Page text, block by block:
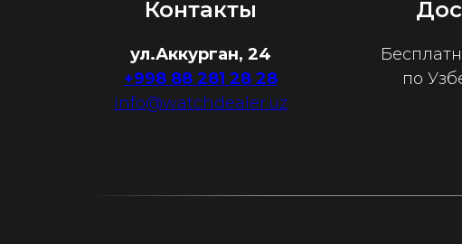
Контакты
ул.Аккурган, 24
+998 88 281 28 28
info@watchdealer.uz
по